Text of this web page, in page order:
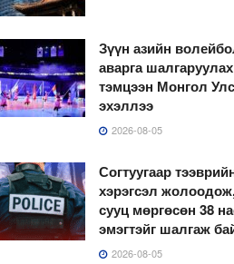
Зүүн азийн
аварга шалгаруулах
тэмцээн Монгол
эхэллээ
2026-08-05
Согтуугаар
хэрэгсэл
сууц мөргөсөн 38
эмэгтэйг шалгаж
2026-08-05